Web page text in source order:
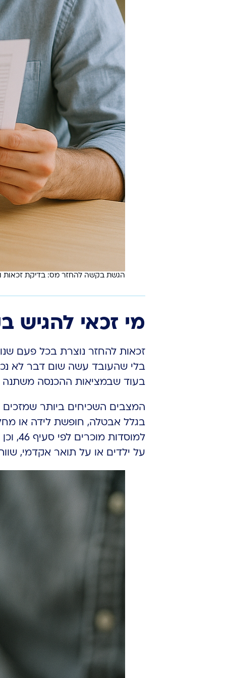
הגשת בקשה להחזר מס: בדיקת זכאות
מי זכאי
זכאות להחזר נוצרת בכל פעם
בלי שהעובד עשה שום דבר לא
בעוד שבמציאות ההכנסה
המצבים השכיחים ביותר
בגלל אבטלה, חופשת לידה או
על ילדים או על תואר אקדמי,